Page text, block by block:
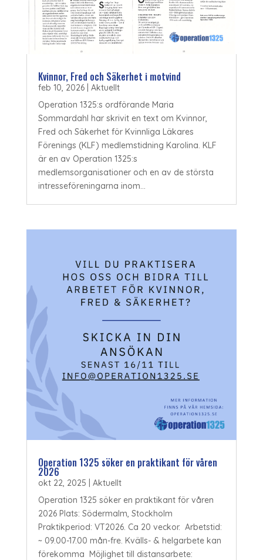
Kvinnor, Fred och Säkerhet i motvind
feb 10, 2026| Aktuellt
Operation 1325:s ordförande Maria
Sommardahl har skrivit en text om Kvinnor,
Fred och Säkerhet för Kvinnliga Läkares
Förenings (KLF) medlemstidning Karolina. KLF
är en av Operation 1325:s
medlemsorganisationer och en av de största
intresseföreningarna inom...
Operation 1325 söker en praktikant för våren
2026
okt 22, 2025
Aktuellt
Operation 1325 söker en praktikant för våren
2026 Plats: Södermalm, Stockholm
Praktikperiod: VT2026. Ca 20 veckor. Arbetstid:
~ 09.00-17.00 mån-fre. Kvälls- & helgarbete kan
förekomma Möjlighet till distansarbete: